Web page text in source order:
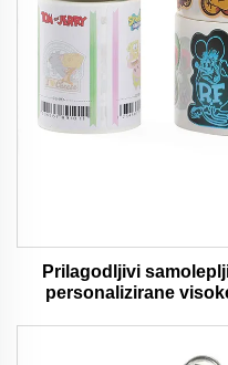
Prilagodljivi
personalizirane